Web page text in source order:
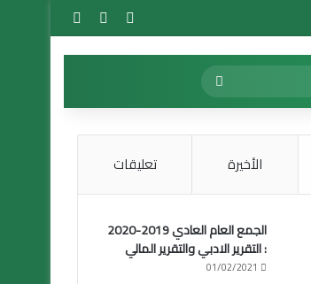
تسجيل الدخولمقال عشوائي
عن
الأخيرة تعليقات
الجمع العام العادي 2019-2020
: التقرير الادبي والتقرير المالي
01/02/2021